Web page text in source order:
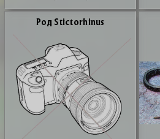
Род Stictorhinus